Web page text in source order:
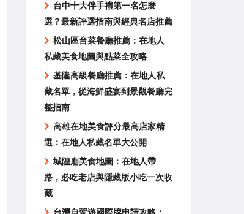
台中十大伴手禮第一名怎麼
選？最新評選指南與經典名店推薦
松山區台菜餐廳推薦：在地人
私藏美食地圖與點菜全攻略
基隆高級餐廳推薦：在地人私
藏名單，從海鮮盛宴到景觀餐廳完
整指南
高雄在地美食評分最高店家精
選：在地人私藏名單大公開
城隍廟美食地圖：在地人帶
路，必吃老店與隱藏版小吃一次收
藏